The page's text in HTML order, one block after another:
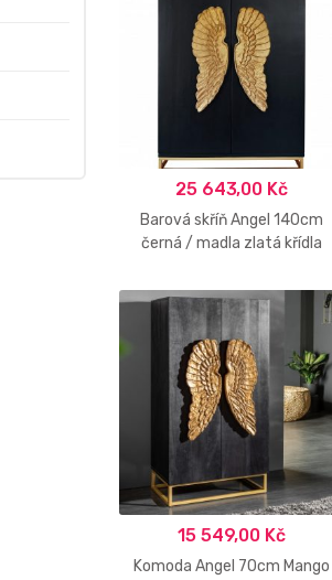
25 643,00 Kč
Barová skříň Angel 140cm
černá / madla zlatá křídla
15 549,00 Kč
Komoda Angel 70cm Mango